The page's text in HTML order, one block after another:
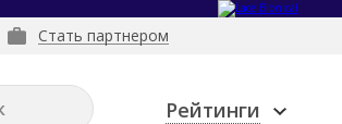
Стать партнером
Рейтинги